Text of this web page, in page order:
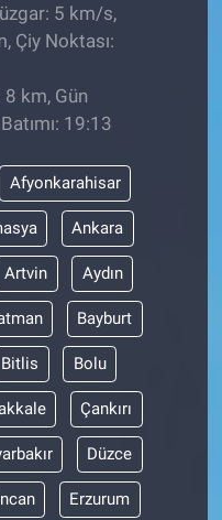
5 km/s,
Çiy Noktası:
km, Gün
19:13
Afyonkarahisar
Ankara
Artvin Aydın
Bayburt
Bitlis Bolu
Çankırı
Düzce
Erzurum